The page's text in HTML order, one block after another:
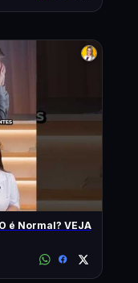
é Normal? VEJA